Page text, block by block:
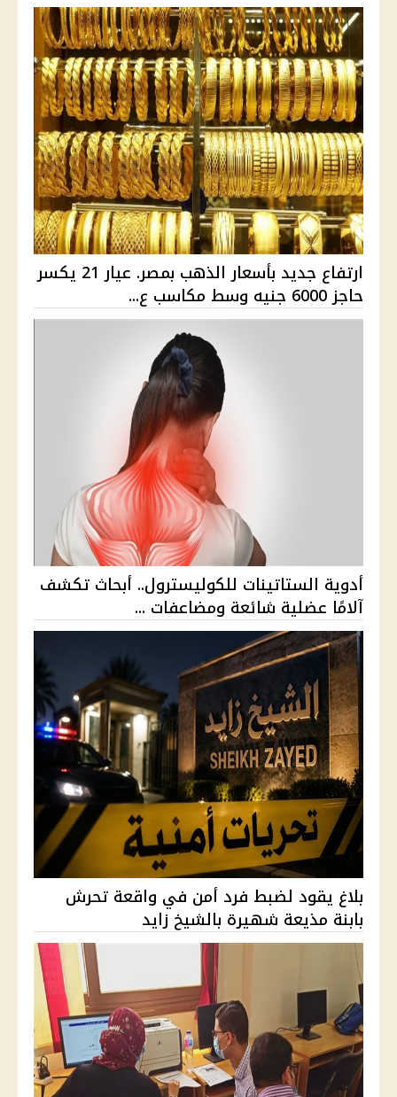
ارتفاع جديد بأسعار الذهب بمصر. عيار 21 يكسر
حاجز 6000 جنيه وسط مكاسب ع...
أدوية الستاتينات للكوليسترول.. أبحاث تكشف
آلامًا عضلية شائعة ومضاعفات ...
بلاغ يقود لضبط فرد أمن في واقعة تحرش
بابنة مذيعة شهيرة بالشيخ زايد